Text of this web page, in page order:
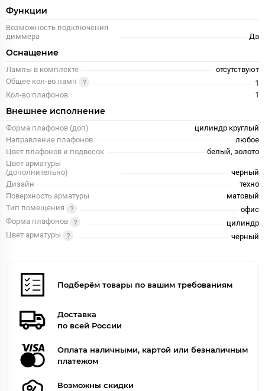
Функции
Возможность подключения
диммера
Да
Оснащение
Лампы в комплекте
отсутствуют
Общее кол-во ламп
1
Кол-во плафонов
1
Внешнее исполнение
Форма плафонов (доп)
цилиндр круглый
Направление плафонов
любое
Цвет плафонов и подвесок
белый, золото
Цвет арматуры
(дополнительно)
черный
Дизайн
техно
Поверхность арматуры
матовый
Тип помещения
офис
Форма плафонов
цилиндр
Цвет арматуры
черный
Подберём товары по вашим требованиям
Доставка
по всей России
Оплата наличными, картой или безналичным
платежом
Возможны скидки